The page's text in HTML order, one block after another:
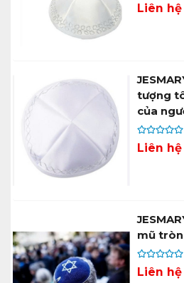
Liên hệ
tượng
của
Liên hệ
mũ
Liên hệ